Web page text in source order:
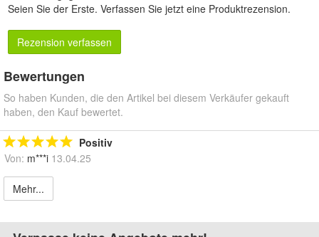
Seien Sie der Erste. Verfassen Sie jetzt eine Produktrezension.
Rezension verfassen
Bewertungen
So haben Kunden, die den Artikel bei diesem Verkäufer gekauft
haben, den Kauf bewertet.
Positiv
Von: m***i 13.04.25
Mehr...